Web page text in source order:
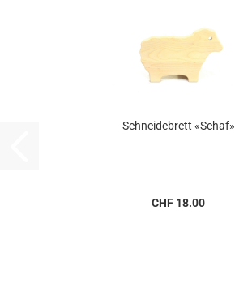
Schneidebrett «Schaf»
CHF 18.00